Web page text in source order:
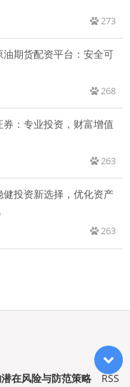
273
期货配资平台：安全可
268
：专业投资，财富增值
263
投资新选择，优化资产
263
在风险与防范策略 RSS